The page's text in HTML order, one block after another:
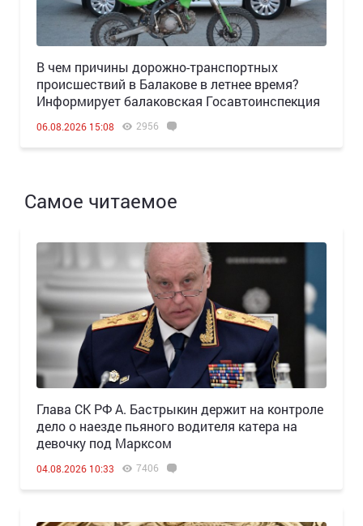
В чем причины дорожно-транспортных
происшествий в Балакове в летнее время?
Информирует балаковская Госавтоинспекция
06.08.2026 15:08 2956
Самое читаемое
Глава СК РФ А. Бастрыкин держит на контроле
дело о наезде пьяного водителя катера на
девочку под Марксом
04.08.2026 10:33 7406